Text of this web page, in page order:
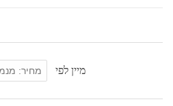
מיין לפי